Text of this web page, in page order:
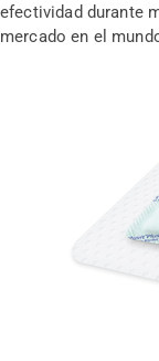
efectividad durante
mercado en el